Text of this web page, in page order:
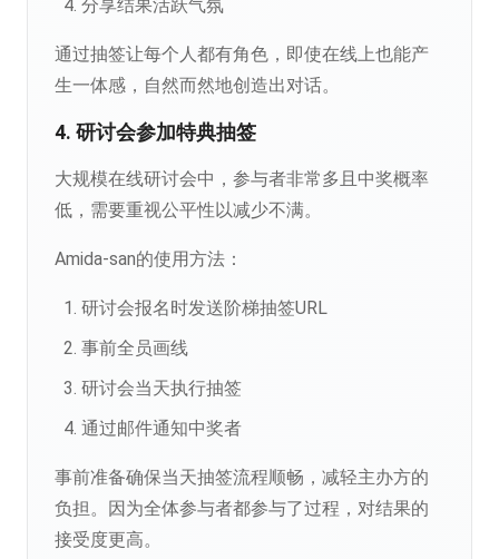
分享结果活跃气氛
通过抽签让每个人都有角色，即使在线上也能产
生一体感，自然而然地创造出对话。
4. 研讨会参加特典抽签
大规模在线研讨会中，参与者非常多且中奖概率
低，需要重视公平性以减少不满。
Amida-san的使用方法：
研讨会报名时发送阶梯抽签URL
事前全员画线
研讨会当天执行抽签
通过邮件通知中奖者
事前准备确保当天抽签流程顺畅，减轻主办方的
负担。因为全体参与者都参与了过程，对结果的
接受度更高。